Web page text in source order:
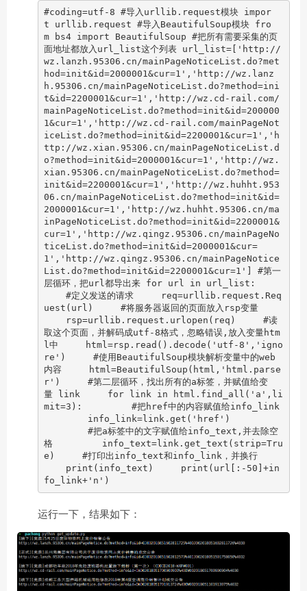
#coding=utf-8 #导入urllib.request模块 impor
t urllib.request #导入BeautifulSoup模块 fro
m bs4 import BeautifulSoup #把所有需要采集的页
面地址都放入url_list这个列表 url_list=['http://
wz.lanzh.95306.cn/mainPageNoticeList.do?met
hod=init&id=2000001&cur=1','http://wz.lanz
h.95306.cn/mainPageNoticeList.do?method=ini
t&id=2200001&cur=1','http://wz.cd-rail.com/
mainPageNoticeList.do?method=init&id=200000
1&cur=1','http://wz.cd-rail.com/mainPageNot
iceList.do?method=init&id=2200001&cur=1','h
ttp://wz.xian.95306.cn/mainPageNoticeList.d
o?method=init&id=2000001&cur=1','http://wz.
xian.95306.cn/mainPageNoticeList.do?method=
init&id=2200001&cur=1','http://wz.huhht.953
06.cn/mainPageNoticeList.do?method=init&id=
2000001&cur=1','http://wz.huhht.95306.cn/ma
inPageNoticeList.do?method=init&id=2200001&
cur=1','http://wz.qingz.95306.cn/mainPageNo
ticeList.do?method=init&id=2000001&cur=
1','http://wz.qingz.95306.cn/mainPageNotice
List.do?method=init&id=2200001&cur=1'] #第一
层循环，把url都导出来 for url in url_list:
#定义发送的请求 req=urllib.request.Req
uest(url) #将服务器返回的页面放入rsp变量
rsp=urllib.request.urlopen(req) #读
取这个页面，并解码成utf-8格式，忽略错误,放入变量htm
l中 html=rsp.read().decode('utf-8','igno
re') #使用BeautifulSoup模块解析变量中的web
内容 html=BeautifulSoup(html,'html.parse
r') #第二层循环，找出所有的a标签，并赋值给变
量 link for link in html.find_all('a',li
mit=3): #把href中的内容赋值给info_link
info_link=link.get('href')
#把a标签中的文字赋值给info_text,并去除空
格 info_text=link.get_text(strip=Tru
e) #打印出info_text和info_link，并换行
print(info_text) print(url[:-50]+in
fo_link+'n')
运行一下，结果如下：